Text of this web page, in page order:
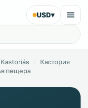
USD▾
Кастория
пещера